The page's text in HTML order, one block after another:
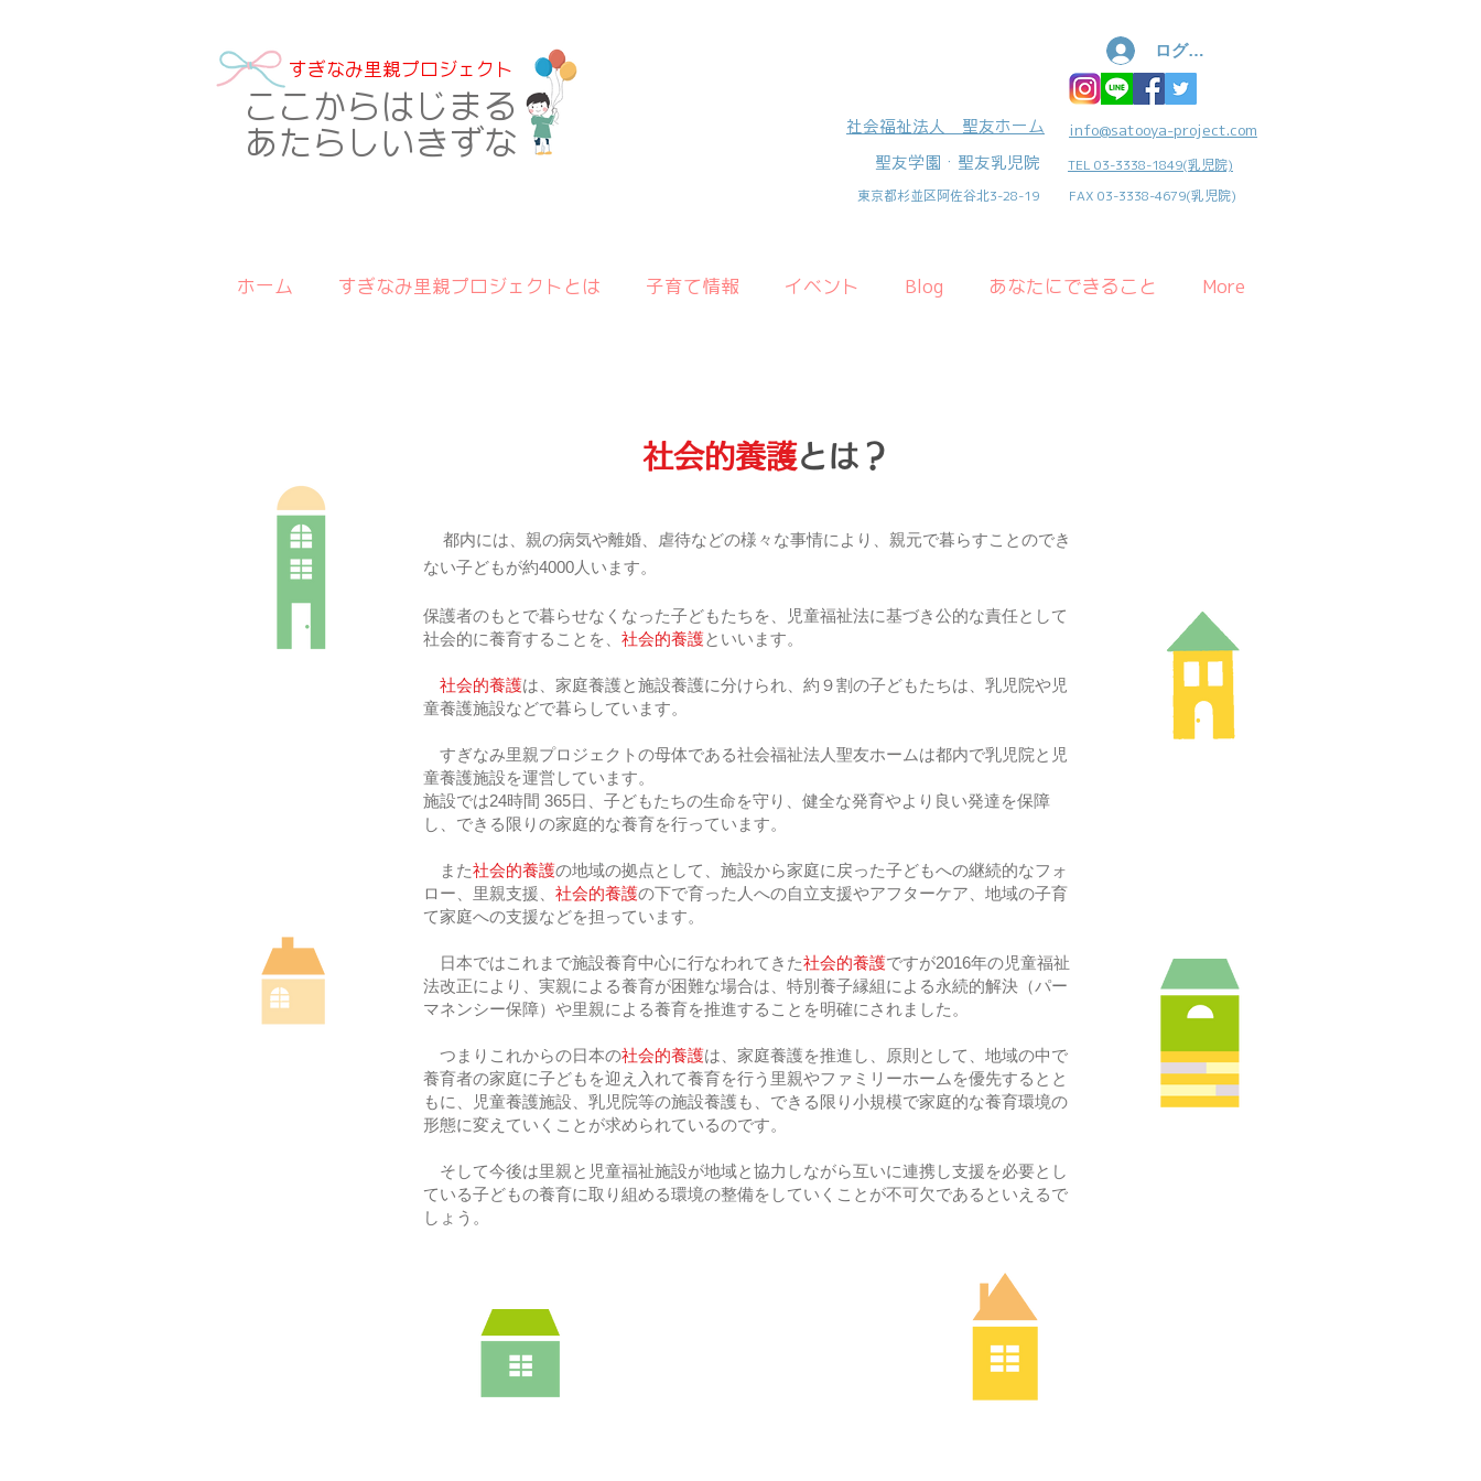
​ここからはじまる
あたらしいきずな
​すぎなみ里親プロジェクト
ログイン
社会福祉法人 聖友ホーム info@satooya-project.com
聖友学園・聖友乳児院
TEL 03-3338-1849(乳児院)
​東京都杉並区阿佐谷北3-28-19
FAX 03-3338-4679(乳児院)
ホーム すぎなみ里親プロジェクトとは 子育て情報 イベント Blog あなたにできること More
社会的養護とは？
都内には、親の病気や離婚、虐待などの様々な事情により、親元で暮らすことのでき
ない子どもが約4000人います。
保護者のもとで暮らせなくなった⼦どもたちを、児童福祉法に基づき公的な責任として
社会的に養育することを、 社会的養護といいます。
社会的養護は、家庭養護と施設養護に分けられ、約９割の子どもたちは、乳児院や児
童養護施設などで暮らしています。
すぎなみ里親プロジェクトの母体である社会福祉法人聖友ホームは都内で乳児院と児
童養護施設を運営しています。
施設では24時間 365日、子どもたちの生命を守り、健全な発育やより良い発達を保障
し、できる限りの家庭的な養育を行っています。
また社会的養護の地域の拠点として、施設から家庭に戻った子どもへの継続的なフォ
ロー、里親支援、 社会的養護の下で育った人への自立支援やアフターケア、地域の子育
て家庭への支援などを担っています。
日本ではこれまで施設養育中心に行なわれてきた社会的養護ですが2016年の児童福祉
法改正により、実親による養育が困難な場合は、 特別養子縁組による永続的解決（パー
マネンシー保障）や里親による養育を推進することを明確にされました。
つまりこれからの日本の社会的養護は、家庭養護を推進し、原則として、 地域の中で
養育者の家庭に子どもを迎え入れて養育を行う 里親やファミリーホームを優先するとと
もに、
児童養護施設、 乳児院等の施設養護も、 できる限り小規模で家庭的な養育環境の
形態に変えていくことが求められているのです。
そして今後は里親と児童福祉施設が地域と協力しながら互いに連携し支援を必要とし
ている子どもの養育に取り組める環境の整備をしていくことが不可欠であるといえるで
しょう。